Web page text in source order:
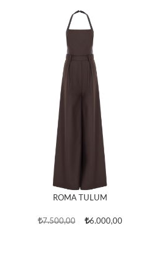
ROMA TULUM
7.500,00 6.000,00